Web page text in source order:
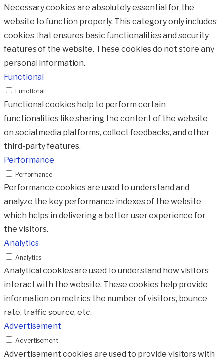
Necessary cookies are absolutely essential for the
website to function properly. This category only includes
cookies that ensures basic functionalities and security
features of the website. These cookies do not store any
personal information.
Functional
Functional
Functional cookies help to perform certain
functionalities like sharing the content of the website
on social media platforms, collect feedbacks, and other
third-party features.
Performance
Performance
Performance cookies are used to understand and
analyze the key performance indexes of the website
which helps in delivering a better user experience for
the visitors.
Analytics
Analytics
Analytical cookies are used to understand how visitors
interact with the website. These cookies help provide
information on metrics the number of visitors, bounce
rate, traffic source, etc.
Advertisement
Advertisement
Advertisement cookies are used to provide visitors with